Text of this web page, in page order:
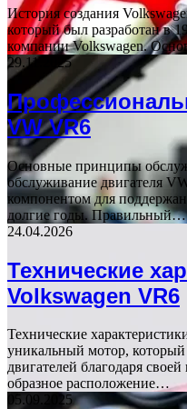
История создания
который был разработан в
компании Volkswagen.
29.11.2025
VW VR6
Основные принципы
обслуживание двигателя
компонентом для
долгие годы. Правильный…
24.04.2026
Технические
Volkswagen VR6
Технические
уникальный мотор,
двигателей благодаря
образное расположение…
05.09.2025